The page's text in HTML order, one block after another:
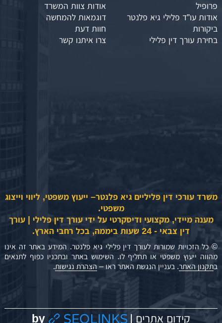
פרופיל
אודות צוות המשרד
אודות עו”ד פלילי גיא פלנטר
דוגמאות להמחשה
ביקורות
חוות דעת
בחירת עורך דין פלילי
צרו איתנו קשר
משרד עורכי דין פליליים גיא פלנטר– ייעוץ משפטי, ליווי וייצוג
משפטי.
מענה מיידי, מקצועי ודיסקרטי על ידי עורך דין פלילי | עורך
דין צבאי - 24 שעות ביממה, בכל רחבי הארץ.
© כל הזכויות שמורות לעורך דין פלילי גיא פלנטר. המידע באתר זה אינו
מהווה ייעוץ משפטי או תחליף לו. השימוש באתר ובתכניו כפוף לתנאים
בתקנון האתר. בעניין הנגשת האתר ראו – הצהרת נגישות.
קידום אתרים | by